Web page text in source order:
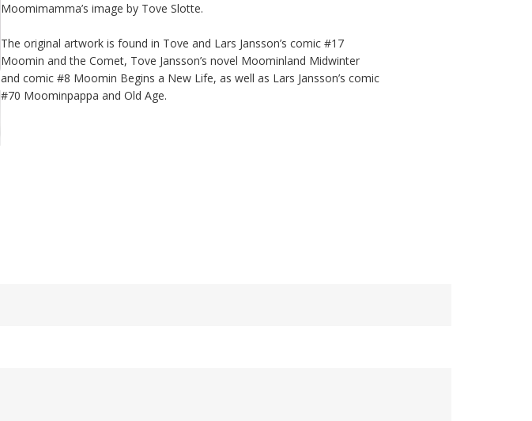
Moomimamma’s image by Tove Slotte.
The original artwork is found in Tove and Lars Jansson’s comic #17
Moomin and the Comet, Tove Jansson’s novel Moominland Midwinter
and comic #8 Moomin Begins a New Life, as well as Lars Jansson’s comic
#70 Moominpappa and Old Age.